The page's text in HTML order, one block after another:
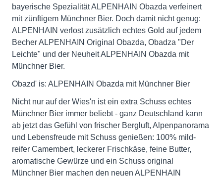
bayerische Spezialität ALPENHAIN Obazda verfeinert
mit zünftigem Münchner Bier. Doch damit nicht genug:
ALPENHAIN verlost zusätzlich echtes Gold auf jedem
Becher ALPENHAIN Original Obazda, Obadza "Der
Leichte" und der Neuheit ALPENHAIN Obazda mit
Münchner Bier.
Obazd' is: ALPENHAIN Obazda mit Münchner Bier
Nicht nur auf der Wies'n ist ein extra Schuss echtes
Münchner Bier immer beliebt - ganz Deutschland kann
ab jetzt das Gefühl von frischer Bergluft, Alpenpanorama
und Lebensfreude mit Schuss genießen: 100% mild-
reifer Camembert, leckerer Frischkäse, feine Butter,
aromatische Gewürze und ein Schuss original
Münchner Bier machen den neuen ALPENHAIN